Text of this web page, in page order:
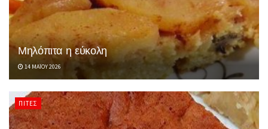
Μηλόπιτα η εύκολη
14 ΜΑΪ́ΟΥ 2026
ΠΊΤΕΣ